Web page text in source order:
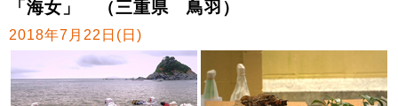
「海女」 （三重県 鳥羽）
2018年7月22日(日)